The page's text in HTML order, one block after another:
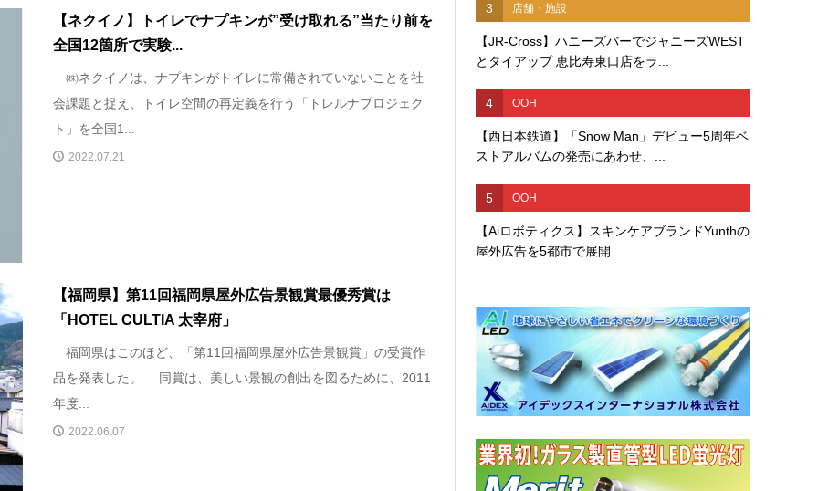
【ネクイノ】トイレでナプキンが”受け取れる”当たり前を
全国12箇所で実験...
㈱ネクイノは、ナプキンがトイレに常備されていないことを社
会課題と捉え、トイレ空間の再定義を行う「トレルナプロジェク
ト」を全国1...
2022.07.21
【福岡県】第11回福岡県屋外広告景観賞最優秀賞は
「HOTEL CULTIA 太宰府」
福岡県はこのほど、「第11回福岡県屋外広告景観賞」の受賞作
品を発表した。 同賞は、美しい景観の創出を図るために、2011
年度...
2022.06.07
3 店舗・施設
【JR-Cross】ハニーズバーでジャニーズWEST
とタイアップ 恵比寿東口店をラ...
4 OOH
【西日本鉄道】「Snow Man」デビュー5周年ベ
ストアルバムの発売にあわせ、...
5 OOH
【Aiロボティクス】スキンケアブランドYunthの
屋外広告を5都市で展開